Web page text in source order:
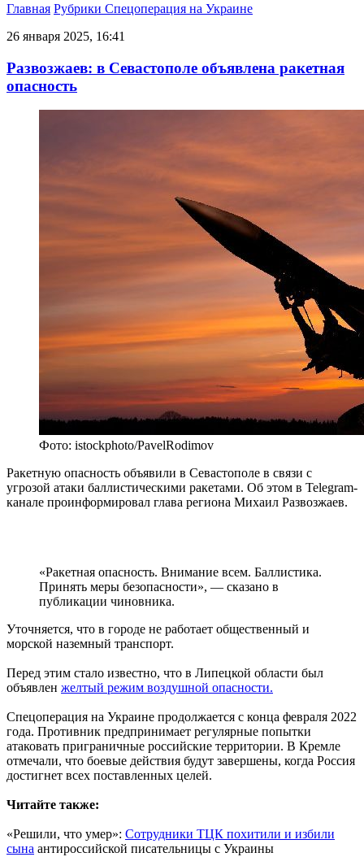
Главная Рубрики Спецоперация на Украине
26 января 2025, 16:41
Развозжаев: в Севастополе объявлена ракетная
опасность
Фото: istockphoto/PavelRodimov
Ракетную опасность объявили в Севастополе в связи с
угрозой атаки баллистическими ракетами. Об этом в Telegram-
канале проинформировал глава региона Михаил Развозжаев.
«Ракетная опасность. Внимание всем. Баллистика.
Принять меры безопасности», — сказано в
публикации чиновника.
Уточняется, что в городе не работает общественный и
морской наземный транспорт.
Перед этим стало известно, что в Липецкой области был
объявлен желтый режим воздушной опасности.
Спецоперация на Украине продолжается с конца февраля 2022
года. Противник предпринимает регулярные попытки
атаковать приграничные российские территории. В Кремле
отмечали, что боевые действия будут завершены, когда Россия
достигнет всех поставленных целей.
Читайте также:
«Решили, что умер»: Сотрудники ТЦК похитили и избили
сына антироссийской писательницы с Украины